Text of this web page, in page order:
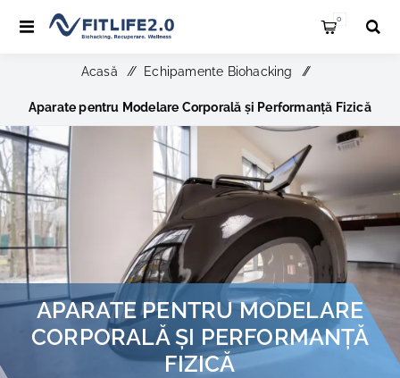
0
Acasă / Echipamente Biohacking /
Aparate pentru Modelare Corporală și Performanță Fizică
APARATE PENTRU MODELARE
CORPORALĂ ȘI PERFORMANȚĂ
FIZICĂ